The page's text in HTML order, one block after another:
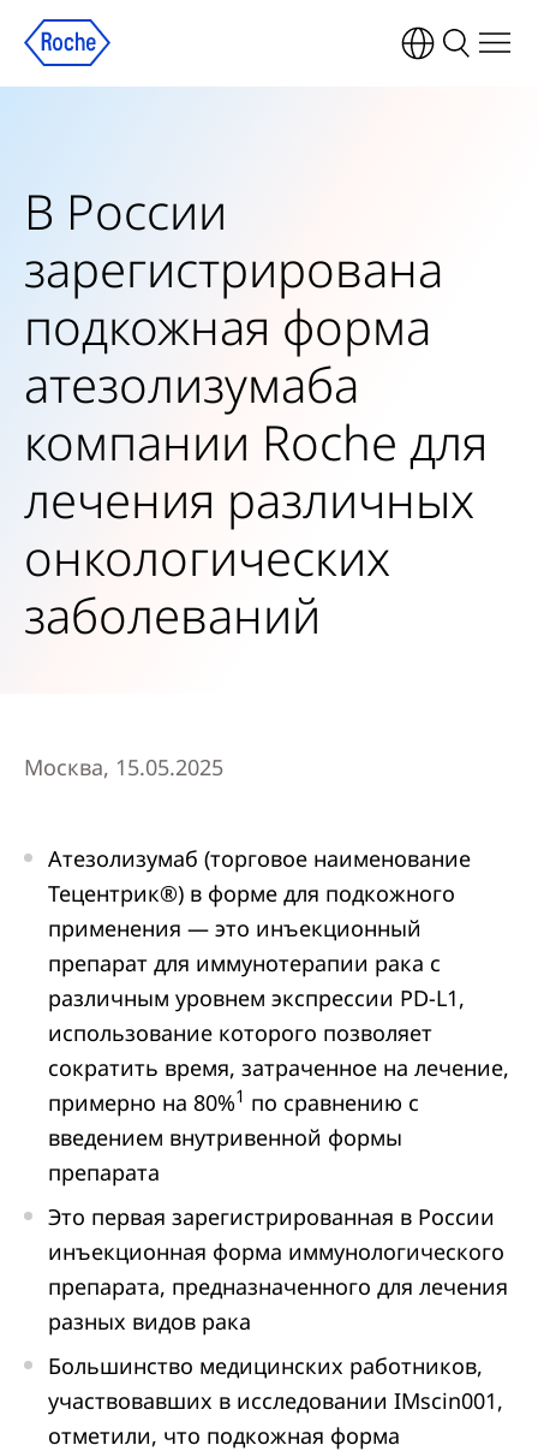
В России
зарегистрирована
подкожная форма
атезолизумаба
компании Roche для
лечения различных
онкологических
заболеваний
Москва, 15.05.2025
Атезолизумаб (торговое наименование
Тецентрик®) в форме для подкожного
применения — это инъекционный
препарат для иммунотерапии рака с
различным уровнем экспрессии PD-L1,
использование которого позволяет
сократить время, затраченное на лечение,
примерно на 80%1 по сравнению с
введением внутривенной формы
препарата
Это первая зарегистрированная в России
инъекционная форма иммунологического
препарата, предназначенного для лечения
разных видов рака
Большинство медицинских работников,
участвовавших в исследовании IMscin001,
отметили, что подкожная форма